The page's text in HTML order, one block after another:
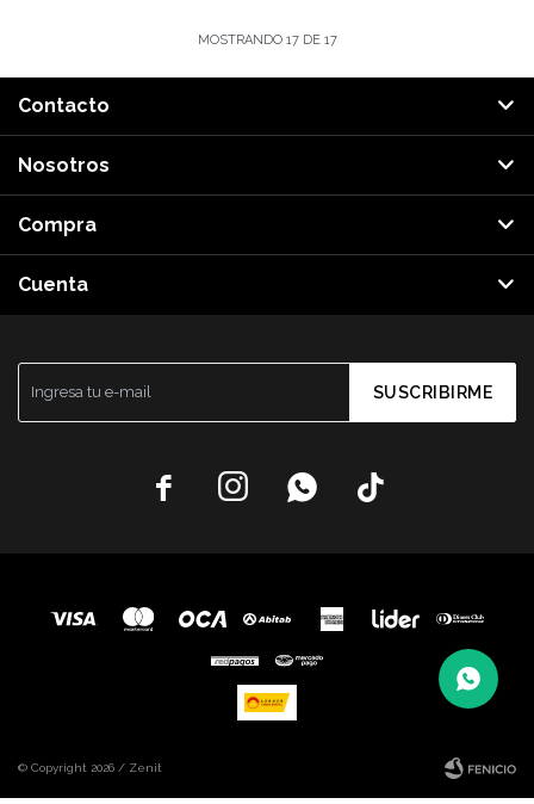
MOSTRANDO 17DE 17
SUSCRIBIRME
   
Contacto
Nosotros
Compra
Cuenta
© Copyright 2026 / Zenit